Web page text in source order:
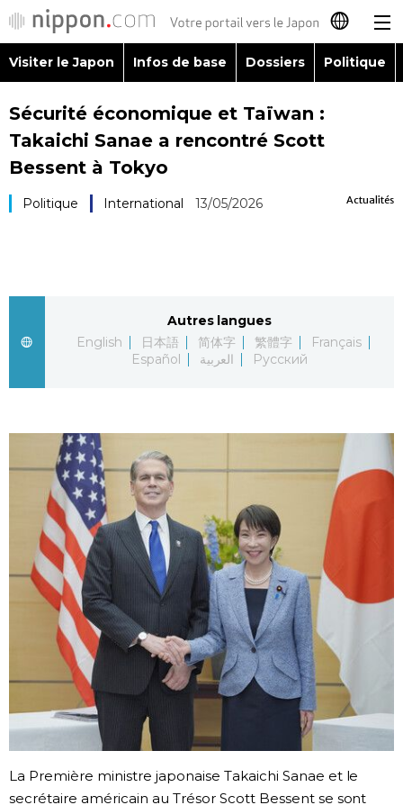
日本語
English
Русский
Visiter le Japon
Société
Culture
Gastronomie
Le japonais
En plus
Données official SNS
Visiter le Japon Infos de base Dossiers Politique
Sécurité économique et Taïwan :
Takaichi Sanae a rencontré Scott
Bessent à Tokyo
Actualités
Politique International 13/05/2026
Autres langues
English
日本語 简体字 繁體字
Français
Español
العربية Русский
La Première ministre japonaise Takaichi Sanae et le
secrétaire américain au Trésor Scott Bessent se sont